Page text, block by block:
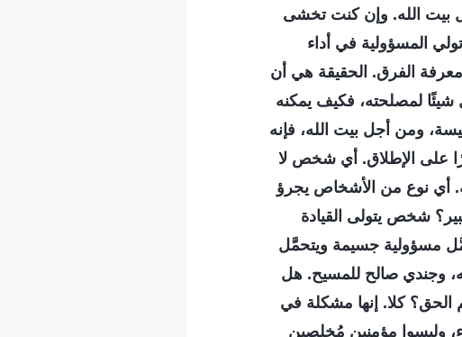
بيت الله. وإن كنت تخشى
المسؤولية في أداء
الفرق. الحقيقة هي أن
لمصلحته، فكيف يمكنه
ومن أجل بيت الله، فإنه
على الإطلاق. أي شخص لا
أي نوع من الأشخاص يجرؤ
شخص يتولى القيادة
مسؤولية جسيمة ويتحمَّل
وجندي صالح للمسيح. هل
الحق؟ كلا. إنها مشكلة في
وليسوا مؤمنين مُخلِصين